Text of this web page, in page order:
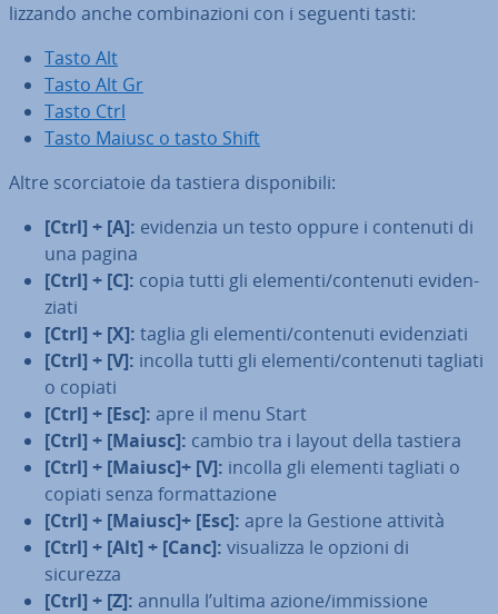
liz­zan­do anche com­bi­na­zio­ni con i seguenti tasti:
Tasto Alt
Tasto Alt Gr
Tasto Ctrl
Tasto Maiusc o tasto Shift
Altre scor­cia­to­ie da tastiera di­spo­ni­bi­li:
[Ctrl] + [A]: evidenzia un testo oppure i contenuti di
una pagina
[Ctrl] + [C]: copia tutti gli elementi/contenuti evi­den­
zia­ti
[Ctrl] + [X]: taglia gli elementi/contenuti evi­den­zia­ti
[Ctrl] + [V]: incolla tutti gli elementi/contenuti tagliati
o copiati
[Ctrl] + [Esc]: apre il menu Start
[Ctrl] + [Maiusc]: cambio tra i layout della tastiera
[Ctrl] + [Maiusc]+ [V]: incolla gli elementi tagliati o
copiati senza for­mat­ta­zio­ne
[Ctrl] + [Maiusc]+ [Esc]: apre la Gestione attività
[Ctrl] + [Alt] + [Canc]: vi­sua­liz­za le opzioni di
sicurezza
[Ctrl] + [Z]: annulla l’ultima azione/im­mis­sio­ne